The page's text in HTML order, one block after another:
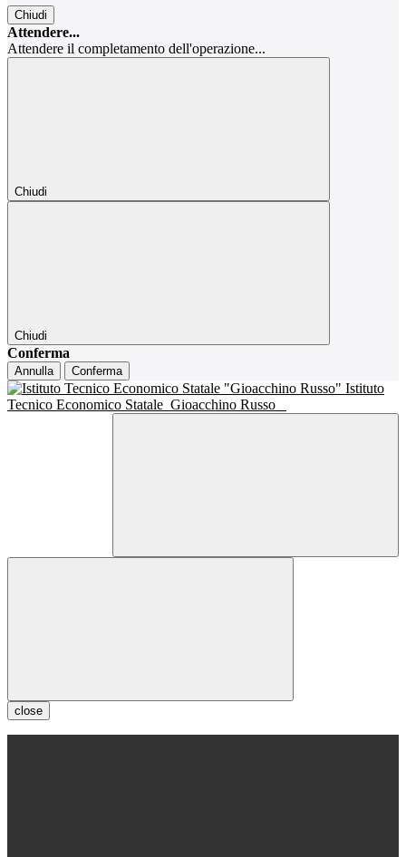
Chiudi
Attendere...
Attendere il completamento dell'operazione...
Chiudi
Chiudi
Conferma
Annulla Conferma
Istituto
Tecnico Economico Statale Gioacchino Russo
close